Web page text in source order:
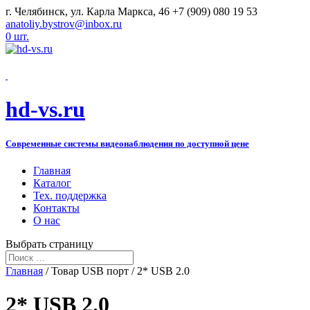
г. Челябинск, ул. Карла Маркса, 46 +7 (909) 080 19 53
anatoliy.bystrov@inbox.ru
0 шт.
hd-vs.ru
Современные системы видеонаблюдения по доступной цене
Главная
Каталог
Тех. поддержка
Контакты
О нас
Выбрать страницу
Главная / Товар USB порт / 2* USB 2.0
2* USB 2.0